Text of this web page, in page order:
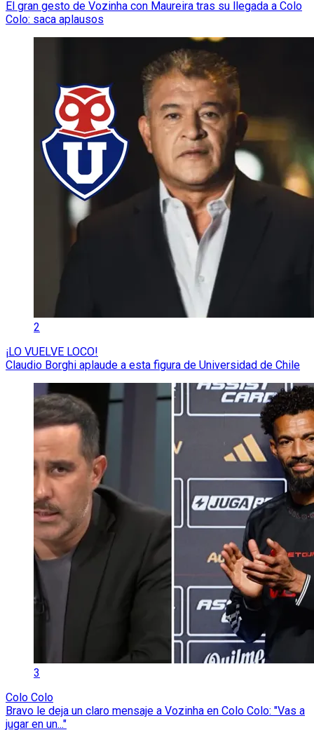
El gran gesto de Vozinha con Maureira tras su llegada a Colo
Colo: saca aplausos
2
¡LO VUELVE LOCO!
Claudio Borghi aplaude a esta figura de Universidad de Chile
3
Colo Colo
Bravo le deja un claro mensaje a Vozinha en Colo Colo: "Vas a
jugar en un..."